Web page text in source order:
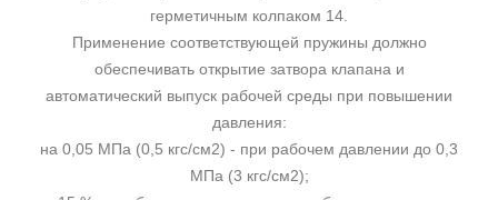
герметичным колпаком 14.
Применение соответствующей пружины должно
обеспечивать открытие затвора клапана и
автоматический выпуск рабочей среды при повышении
давления:
на 0,05 МПа (0,5 кгс/см2) - при рабочем давлении до 0,3
МПа (3 кгс/см2);